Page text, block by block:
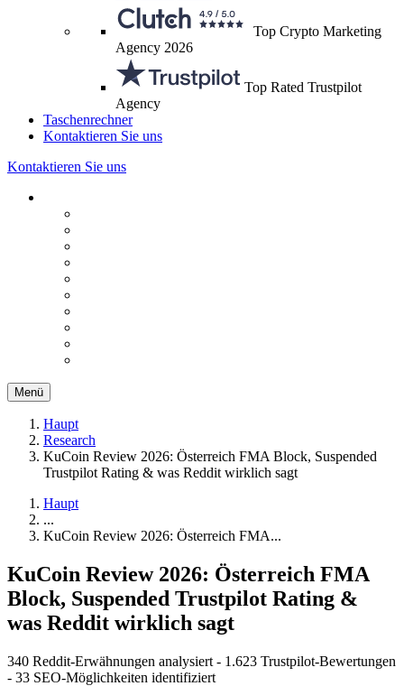
Top Crypto Marketing
Agency 2026
Top Rated Trustpilot
Agency
Taschenrechner
Kontaktieren Sie uns
Kontaktieren Sie uns
Menü
Haupt
Research
KuCoin Review 2026: Österreich FMA Block, Suspended
Trustpilot Rating & was Reddit wirklich sagt
Haupt
...
KuCoin Review 2026: Österreich FMA...
KuCoin Review 2026: Österreich FMA
Block, Suspended Trustpilot Rating &
was Reddit wirklich sagt
340 Reddit-Erwähnungen analysiert - 1.623 Trustpilot-Bewertungen
- 33 SEO-Möglichkeiten identifiziert